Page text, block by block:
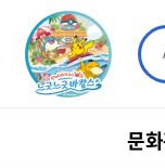
문